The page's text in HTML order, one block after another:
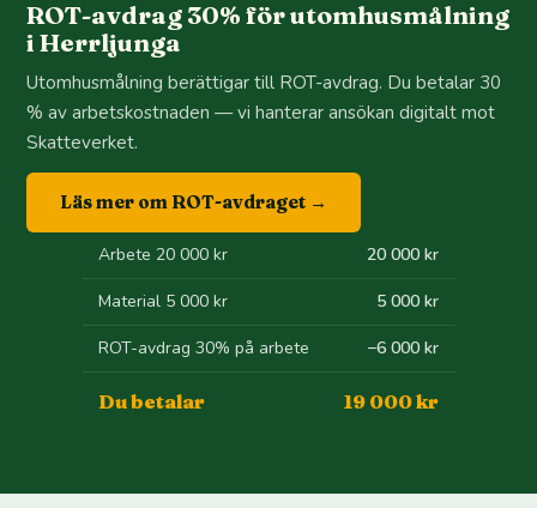
ROT-avdrag 30% för utomhusmålning
i Herrljunga
Utomhusmålning berättigar till ROT-avdrag. Du betalar 30
% av arbetskostnaden — vi hanterar ansökan digitalt mot
Skatteverket.
Läs mer om ROT-avdraget →
Arbete 20 000 kr 20 000 kr
Material 5 000 kr 5 000 kr
ROT-avdrag 30% på arbete −6 000 kr
Du betalar 19 000 kr